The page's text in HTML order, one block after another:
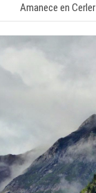
Amanece en Cerler